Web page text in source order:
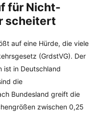
für Nicht-
scheitert
auf eine Hürde, die viele
(GrdstVG). Der
ist in Deutschland
die
Bundesland greift die
zwischen 0,25